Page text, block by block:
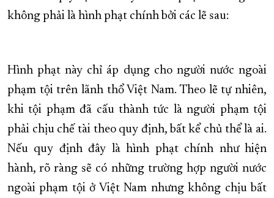
KỶ NIỆM 370 NĂM XÂY DỰNG VÀ PHÁT TRIỂN TỈNH KHÁNH HÒA
ĐẠI HỘI ĐẢNG CÁC CẤP TRANG CHỦ VỀ BÁO KHÁNH HÒA
không phải là hình phạt chính bởi các lẽ sau:
Hình phạt này chỉ áp dụng cho người nước ngoài
phạm tội trên lãnh thổ Việt Nam. Theo lẽ tự nhiên,
khi tội phạm đã cấu thành tức là người phạm tội
phải chịu chế tài theo quy định, bất kể chủ thể là ai.
Nếu quy định đây là hình phạt chính như hiện
hành, rõ ràng sẽ có những trường hợp người nước
ngoài phạm tội ở Việt Nam nhưng không chịu bất